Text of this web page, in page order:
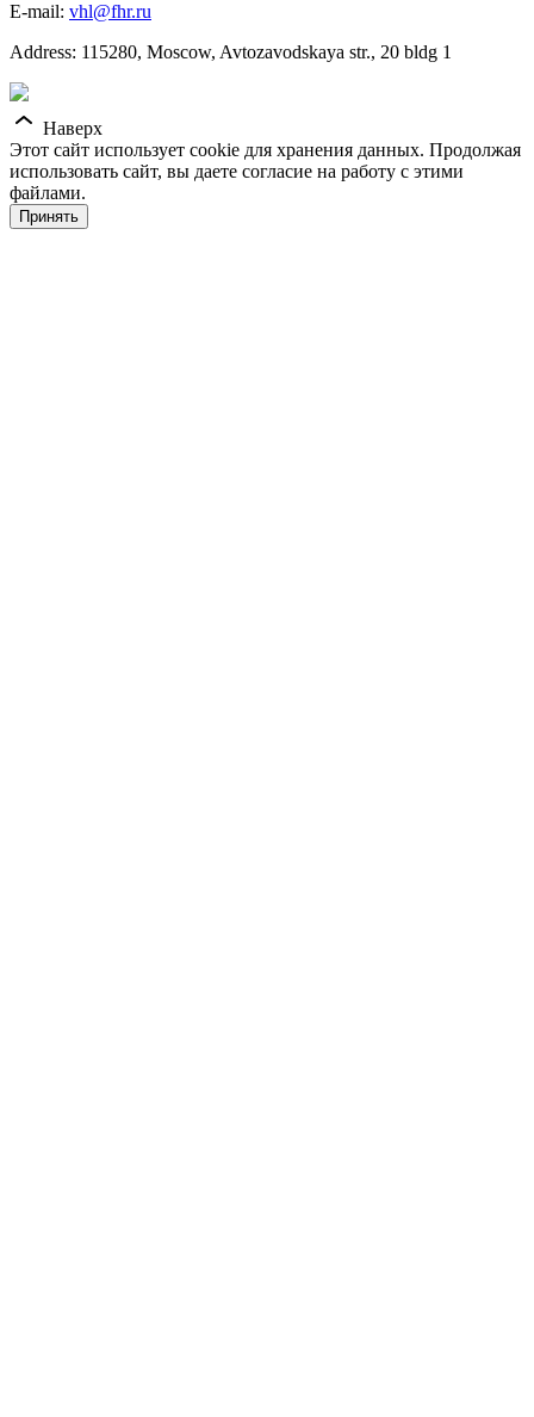
E-mail: vhl@fhr.ru
Address: 115280, Moscow, Avtozavodskaya str., 20 bldg 1
Наверх
Этот сайт использует cookie для хранения данных. Продолжая
использовать сайт, вы даете согласие на работу с этими
файлами.
Принять